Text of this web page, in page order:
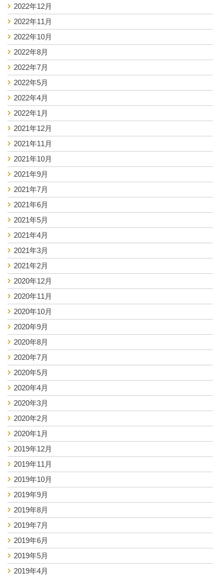
2022年12月
2022年11月
2022年10月
2022年8月
2022年7月
2022年5月
2022年4月
2022年1月
2021年12月
2021年11月
2021年10月
2021年9月
2021年7月
2021年6月
2021年5月
2021年4月
2021年3月
2021年2月
2020年12月
2020年11月
2020年10月
2020年9月
2020年8月
2020年7月
2020年5月
2020年4月
2020年3月
2020年2月
2020年1月
2019年12月
2019年11月
2019年10月
2019年9月
2019年8月
2019年7月
2019年6月
2019年5月
2019年4月